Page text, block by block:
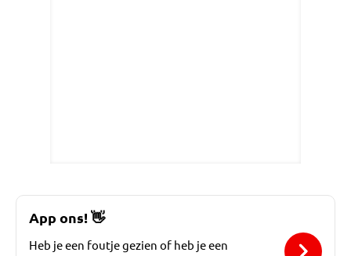
App ons!👋
Heb je een foutje gezien of heb je een